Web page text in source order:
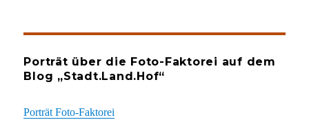
Porträt über die Foto-Faktorei auf dem
Blog „Stadt.Land.Hof“
Porträt Foto-Faktorei